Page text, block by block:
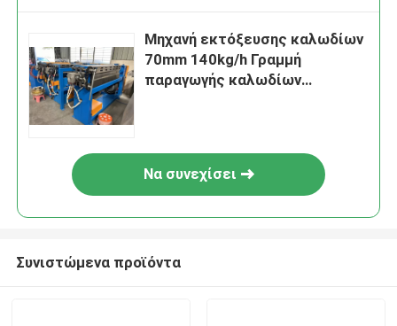
Μηχανή εκτόξευσης καλωδίων
70mm 140kg/h Γραμμή
παραγωγής καλωδίων
Να συνεχίσει
Συνιστώμενα προϊόντα